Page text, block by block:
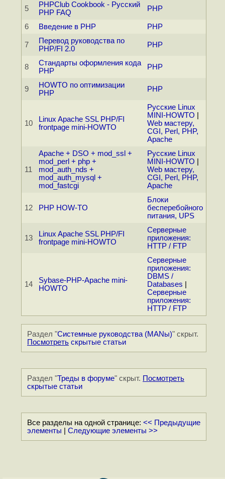
5
PHPClub Cookbook - Русский
PHP FAQ
PHP
6 Введение в PHP PHP
7
Перевод руководства по
PHP/FI 2.0
PHP
8
Стандарты оформления кода
PHP
PHP
9
HOWTO по оптимизации
PHP
PHP
10
Linux Apache SSL PHP/FI
frontpage mini-HOWTO
Русские Linux
MINI-HOWTO
Web мастеру,
CGI, Perl, PHP,
Apache
11
Apache + DSO + mod_ssl +
mod_perl + php +
mod_auth_nds +
mod_auth_mysql +
mod_fastcgi
Русские Linux
MINI-HOWTO
Web мастеру,
CGI, Perl, PHP,
Apache
12 PHP HOW-TO
Блоки
бесперебойного
питания, UPS
13
Linux Apache SSL PHP/FI
frontpage mini-HOWTO
Серверные
приложения:
HTTP / FTP
14
Sybase-PHP-Apache mini-
HOWTO
Серверные
приложения:
DBMS /
Databases
Серверные
приложения:
HTTP / FTP
Раздел "Системные руководства (MANы)" скрыт.
Посмотреть скрытые статьи
Раздел "Треды в форуме" скрыт. Посмотреть
скрытые статьи
Все разделы на одной странице: << Предыдущие
элементы
Следующие элементы >>